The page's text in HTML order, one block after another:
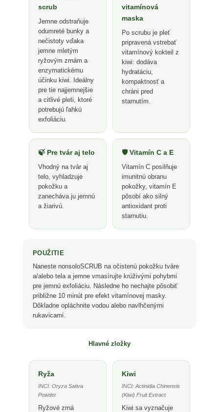
scrub
Jemne odstraňuje
odumreté bunky a
nečistoty vďaka
jemne mletým
ryžovým zrnám a
enzymatickému
účinku kiwi. Ideálny
pre tie najjemnejšie
a citlivé pleti, ktoré
potrebujú ľahkú
exfoliáciu.
vitamínová
maska
Po scrubu je pleť
pripravená vstrebať
vitamínový kokteil z
kiwi: dodáva
hydratáciu,
kompaktnosť a
chráni pred
starnutím.
🍃 Pre tvár aj telo
Vhodný na tvár aj
telo, vyhladzuje
pokožku a
zanecháva ju jemnú
a žiarivú.
🛡️ Vitamín C a E
Vitamín C posilňuje
imunitnú obranu
pokožky, vitamín E
pôsobí ako silný
antioxidant proti
starnutiu.
POUŽITIE
Naneste nonsoloSCRUB na očistenú pokožku tváre
a/alebo tela a jemne vmasírujte krúživými pohybmi
pre jemnú exfoliáciu. Následne ho nechajte pôsobiť
približne 10 minút pre efekt vitamínovej masky.
Dôkladne opláchnite vodou alebo navlhčenými
rukavicami.
Hlavné zložky
Ryža
INCI: Oryza Sativa
Powder
Ryžové zrná
Kiwi
INCI: Actinidia Chinensis
(Kiwi) Fruit Extract
Kiwi sa vyznačuje